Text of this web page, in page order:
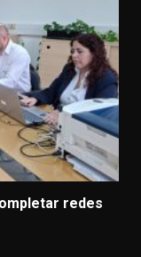
redes